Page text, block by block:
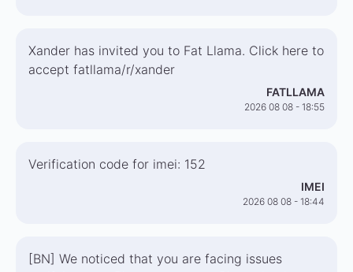
Xander has invited you to Fat Llama. Click here to
accept fatllama/r/xander
FATLLAMA
2026 08 08 - 18:55
Verification code for imei: 152
IMEI
2026 08 08 - 18:44
[BN] We noticed that you are facing issues